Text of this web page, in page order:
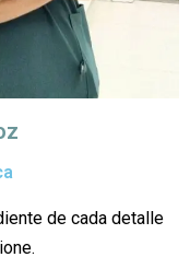
de cada detalle